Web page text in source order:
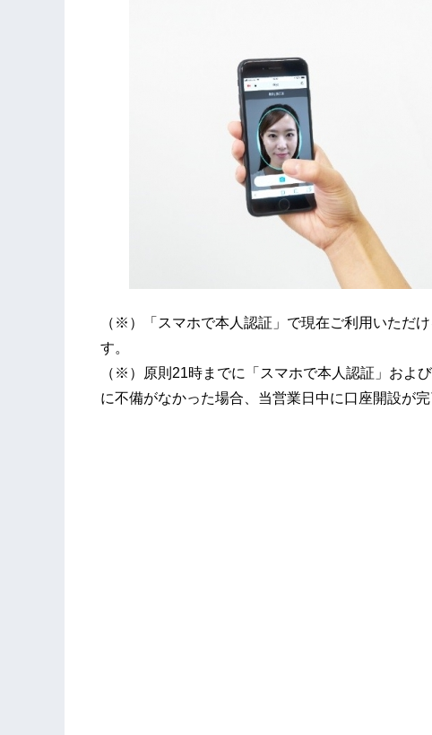
（※）「スマホで本人認証」で現在ご利用いただ
す。
（※）原則21時までに「スマホで本人認証」およ
に不備がなかった場合、当営業日中に口座開設が完